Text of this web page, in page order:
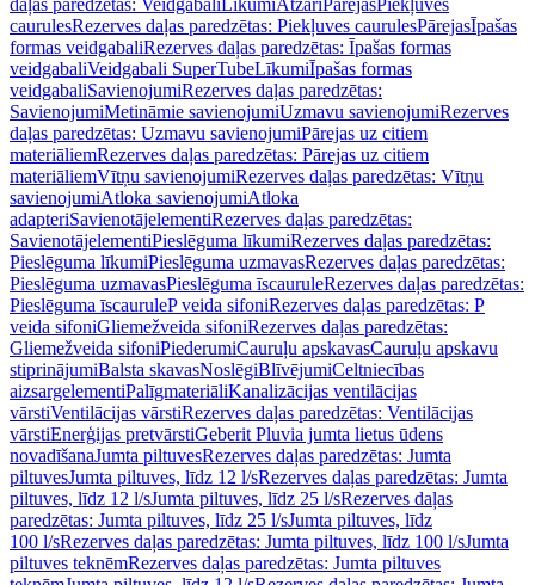
daļas paredzētas: Veidgabali LīkumiAtzari PārejasPiekļuves
caurulesRezerves daļas paredzētas: Piekļuves caurulesPārejasĪpašas
formas veidgabaliRezerves daļas paredzētas: Īpašas formas
veidgabaliVeidgabali SuperTubeLīkumiĪpašas formas
veidgabaliSavienojumiRezerves daļas paredzētas:
SavienojumiMetināmie savienojumiUzmavu savienojumiRezerves
daļas paredzētas: Uzmavu savienojumiPārejas uz citiem
materiāliemRezerves daļas paredzētas: Pārejas uz citiem
materiāliemVītņu savienojumiRezerves daļas paredzētas: Vītņu
savienojumiAtloka savienojumiAtloka
adapteriSavienotājelementiRezerves daļas paredzētas:
SavienotājelementiPieslēguma līkumiRezerves daļas paredzētas:
Pieslēguma līkumiPieslēguma uzmavasRezerves daļas paredzētas:
Pieslēguma uzmavasPieslēguma īscauruleRezerves daļas paredzētas:
Pieslēguma īscauruleP veida sifoniRezerves daļas paredzētas: P
veida sifoniGliemežveida sifoniRezerves daļas paredzētas:
Gliemežveida sifoniPiederumiCauruļu apskavasCauruļu apskavu
stiprinājumiBalsta skavasNoslēgiBlīvējumiCeltniecības
aizsargelementiPalīgmateriāliKanalizācijas ventilācijas
vārstiVentilācijas vārstiRezerves daļas paredzētas: Ventilācijas
vārstiEnerģijas pretvārstiGeberit Pluvia jumta lietus ūdens
novadīšanaJumta piltuvesRezerves daļas paredzētas: Jumta
piltuvesJumta piltuves, līdz 12 l/sRezerves daļas paredzētas: Jumta
piltuves, līdz 12 l/sJumta piltuves, līdz 25 l/sRezerves daļas
paredzētas: Jumta piltuves, līdz 25 l/sJumta piltuves, līdz
100 l/sRezerves daļas paredzētas: Jumta piltuves, līdz 100 l/sJumta
piltuves teknēmRezerves daļas paredzētas: Jumta piltuves